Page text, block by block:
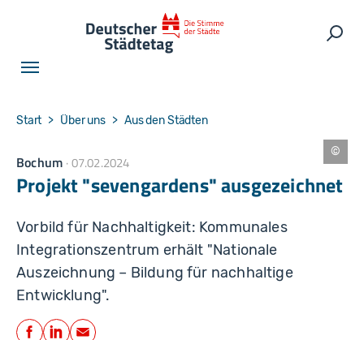
You are here:
Start Über uns Aus den Städten
Bochum 07.02.2024
Projekt "sevengardens" ausgezeichnet
Vorbild für Nachhaltigkeit: Kommunales
Integrationszentrum erhält "Nationale
Auszeichnung – Bildung für nachhaltige
Entwicklung".
Teilen
S
a
d